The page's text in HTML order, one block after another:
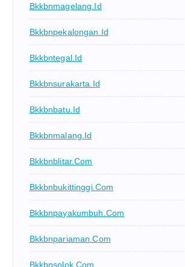
Bkkbnmagelang.id
Bkkbnpekalongan.id
Bkkbntegal.id
Bkkbnsurakarta.id
Bkkbnbatu.id
Bkkbnmalang.id
Bkkbnblitar.com
Bkkbnbukittinggi.com
Bkkbnpayakumbuh.com
Bkkbnpariaman.com
Bkkbnsolok.com